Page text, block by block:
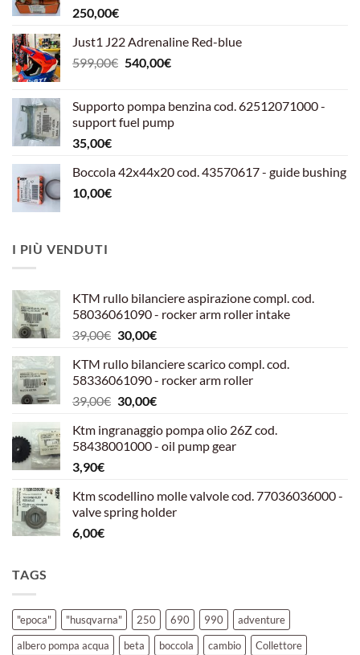
250,00€
Just1 J22 Adrenaline Red-blue
599,00€ Il
era:
599,00€.
540,00€Il
è:
540,00€.
Supporto pompa benzina cod. 62512071000 -
support fuel pump
35,00€
Boccola 42x44x20 cod. 43570617 - guide bushing
10,00€
I PIÙ VENDUTI
KTM rullo bilanciere aspirazione compl. cod.
58036061090 - rocker arm roller intake
39,00€ Il
originale
era:
39,00€.
30,00€Il
attuale
è:
30,00€.
KTM rullo bilanciere scarico compl. cod.
58336061090 - rocker arm roller
39,00€ Il
originale
era:
30,00€Il
attuale
è:
Ktm ingranaggio pompa olio 26Z cod.
58438001000 - oil pump gear
3,90€
Ktm scodellino molle valvole cod. 77036036000 -
valve spring holder
6,00€
TAGS
"epoca" "husqvarna" 250 690 990
adventure
albero pompa acqua
beta boccola cambio
Collettore